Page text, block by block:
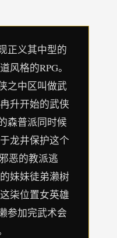
正义其中型的
风格的RPG。
之中区叫做武
升开始的武侠
森普派同时候
龙井保护这个
恶的教派逃
妹妹徒弟濑树
柒位置女英雄
参加完武术会